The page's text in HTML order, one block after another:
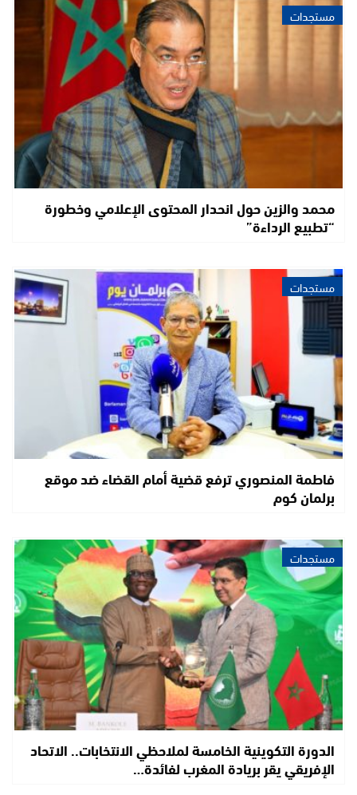
مستجدات
محمد والزين حول انحدار المحتوى الإعلامي وخطورة
“تطبيع الرداءة”
مستجدات
فاطمة المنصوري ترفع قضية أمام القضاء ضد موقع
برلمان كوم
مستجدات
الدورة التكوينية الخامسة لملاحظي الانتخابات.. الاتحاد
الإفريقي يقر بريادة المغرب لفائدة…